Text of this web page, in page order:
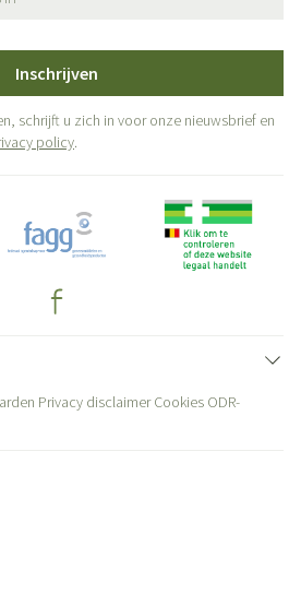
Inschrijven
schrijft u zich in voor onze nieuwsbrief en
policy.
Privacy disclaimer Cookies ODR-